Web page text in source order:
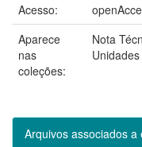
Acesso:
Aparece
nas
coleções:
Nota
Arquivos associados a